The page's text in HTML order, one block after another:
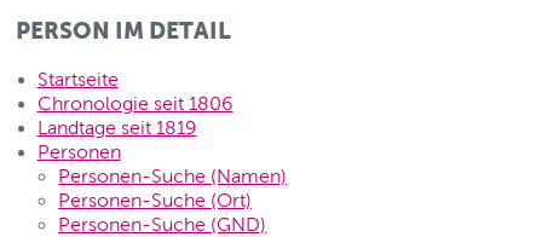
PERSON IM DETAIL
Startseite
Chronologie seit 1806
Landtage seit 1819
Personen
Personen-Suche (Namen)
Personen-Suche (Ort)
Personen-Suche (GND)